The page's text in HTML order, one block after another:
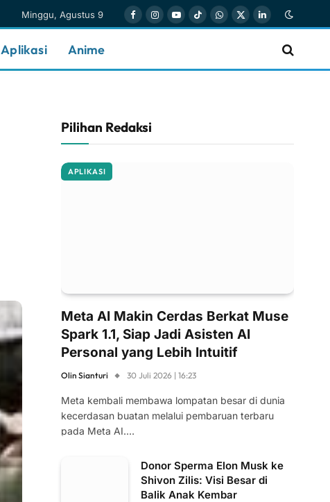
Minggu, Agustus 9
FacebookInstagram
YouTube
TikTokWhatsApp
X
LinkedIn
Aplikasi Anime
Pilihan Redaksi
APLIKASI
Meta AI Makin Cerdas Berkat Muse
Spark 1.1, Siap Jadi Asisten AI
Personal yang Lebih Intuitif
Olin Sianturi 30 Juli 2026 | 16:23
Meta kembali membawa lompatan besar di dunia
kecerdasan buatan melalui pembaruan terbaru
pada Meta AI.…
Donor Sperma Elon Musk ke
Shivon Zilis: Visi Besar di
Balik Anak Kembar